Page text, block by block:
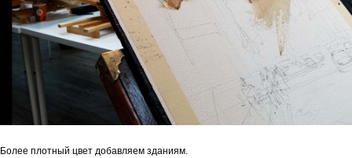
Более плотный цвет добавляем зданиям.